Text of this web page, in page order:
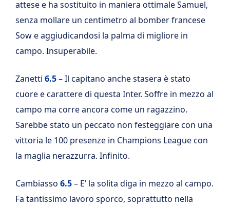
attese e ha sostituito in maniera ottimale Samuel,
senza mollare un centimetro al bomber francese
Sow e aggiudicandosi la palma di migliore in
campo. Insuperabile.
Zanetti 6.5– Il capitano anche stasera è stato
cuore e carattere di questa Inter. Soffre in mezzo al
campo ma corre ancora come un ragazzino.
Sarebbe stato un peccato non festeggiare con una
vittoria le 100 presenze in Champions League con
la maglia nerazzurra. Infinito.
Cambiasso 6.5– E’ la solita diga in mezzo al campo.
Fa tantissimo lavoro sporco, soprattutto nella